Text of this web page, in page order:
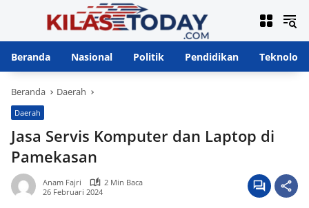
Beranda
Nasional Politik Pendidikan Teknologi
Beranda Daerah
Daerah
Jasa Servis Komputer dan Laptop di
Pamekasan
Anam Fajri
2 Min Baca
26 Februari 2024